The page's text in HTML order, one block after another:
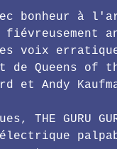
bonheur à
voix
Queens of
et Andy
THE GURU